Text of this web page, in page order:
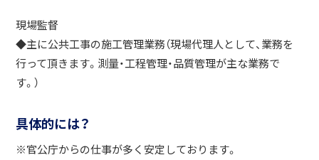
現場監督
◆主に公共工事の施工管理業務（現場代理人として、業務を
行って頂きます。測量・工程管理・品質管理が主な業務で
す。）
具体的には？
※官公庁からの仕事が多く安定しております。